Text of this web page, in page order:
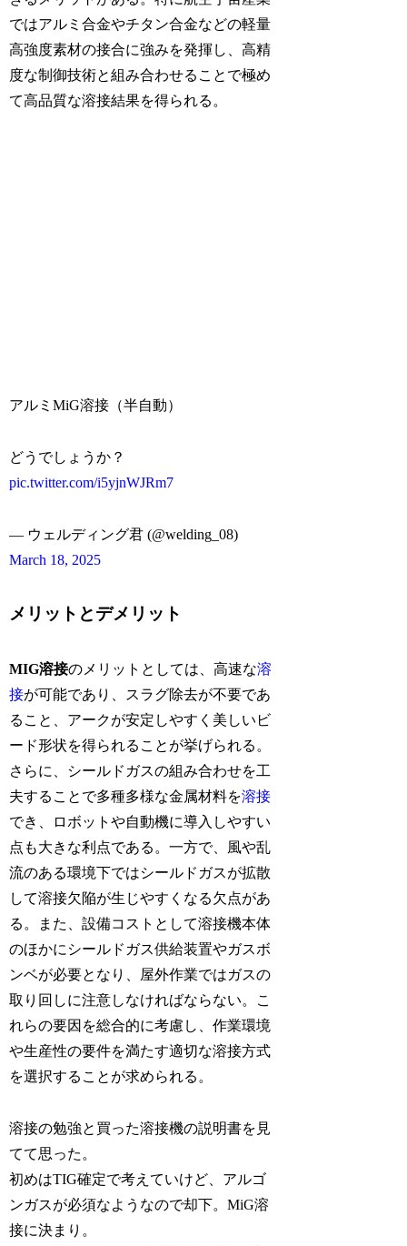
ではアルミ合金やチタン合金などの軽量
高強度素材の接合に強みを発揮し、高精
度な制御技術と組み合わせることで極め
て高品質な溶接結果を得られる。
アルミMiG溶接（半自動）
どうでしょうか？
pic.twitter.com/i5yjnWJRm7
— ウェルディング君 (@welding_08)
March 18, 2025
メリットとデメリット
MIG溶接のメリットとしては、高速な溶
接が可能であり、スラグ除去が不要であ
ること、アークが安定しやすく美しいビ
ード形状を得られることが挙げられる。
さらに、シールドガスの組み合わせを工
夫することで多種多様な金属材料を溶接
でき、ロボットや自動機に導入しやすい
点も大きな利点である。一方で、風や乱
流のある環境下ではシールドガスが拡散
して溶接欠陥が生じやすくなる欠点があ
る。また、設備コストとして溶接機本体
のほかにシールドガス供給装置やガスボ
ンベが必要となり、屋外作業ではガスの
取り回しに注意しなければならない。こ
れらの要因を総合的に考慮し、作業環境
や生産性の要件を満たす適切な溶接方式
を選択することが求められる。
溶接の勉強と買った溶接機の説明書を見
てて思った。
初めはTIG確定で考えていけど、アルゴ
ンガスが必須なようなので却下。MiG溶
接に決まり。